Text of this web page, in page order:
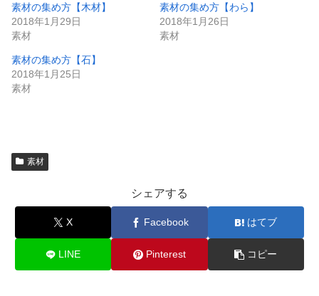
素材の集め方【木材】
2018年1月29日
素材
素材の集め方【わら】
2018年1月26日
素材
素材の集め方【石】
2018年1月25日
素材
素材
シェアする
X Facebook はてブ
LINE Pinterest コピー